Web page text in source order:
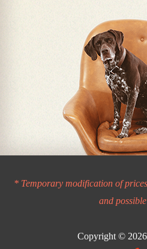
* Temporary modification of
and
Copyright © 2026